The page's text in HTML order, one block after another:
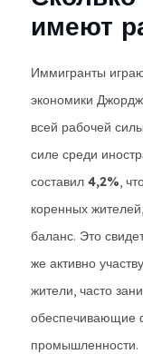
имеют
Иммигранты
экономики
всей рабочей
силе среди
составил 4,2%,
коренных
баланс. Это
же активно
жители, часто
обеспечивающие
промышленности.